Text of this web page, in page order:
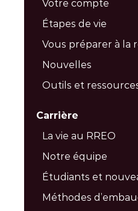
Votre compte
Étapes de vie
Vous préparer à la
Nouvelles
Outils et
Carrière
La vie au RREO
Notre équipe
Étudiants et
Méthodes